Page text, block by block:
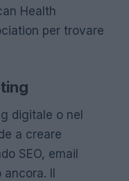
Health
per trovare
digitale o nel
a creare
SEO, email
Il